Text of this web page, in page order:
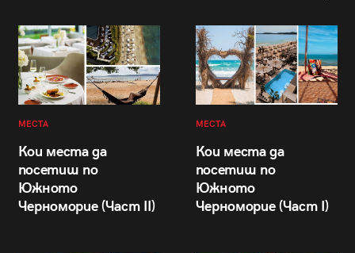
МЕСТА
Кои места да
посетиш по
Южното
Черноморие (Част II)
МЕСТА
Кои места да
посетиш по
Южното
Черноморие (Част I)